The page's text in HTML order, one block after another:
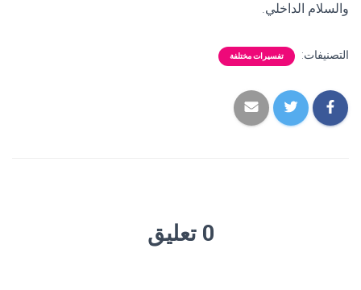
والسلام الداخلي.
التصنيفات: تفسيرات مختلفة
0 تعليق